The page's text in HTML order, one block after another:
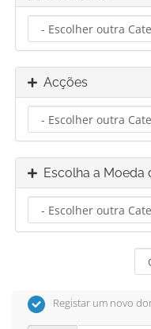
Acções
Escolha a Moeda
Registar um novo